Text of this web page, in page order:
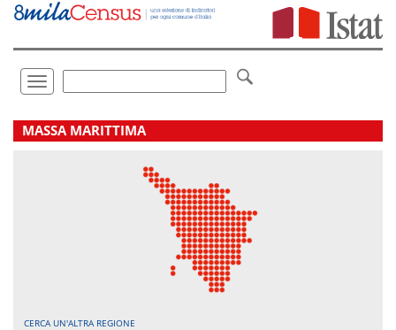
Vai
direttamente
Toggle
navigation
.
MASSA MARITTIMA
CERCA UN'ALTRA REGIONE